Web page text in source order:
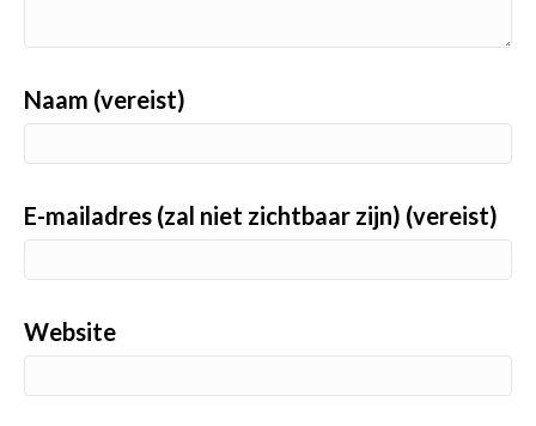
Naam (vereist)
E-mailadres (zal niet zichtbaar zijn) (vereist)
Website